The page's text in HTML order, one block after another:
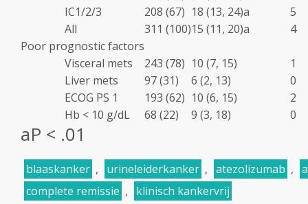
IC1/2/3
208 (67) 18 (13, 24)a
5
All
311 (100)15 (11, 20)a
4
Poor prognostic factors
Visceral mets
243 (78) 10 (7, 15)
1
Liver mets
97 (31) 6 (2, 13)
0
ECOG PS 1
193 (62) 10 (6, 15)
2
Hb < 10 g/dL
68 (22) 9 (3, 18) 0
aP < .01
blaaskanker , urineleiderkanker , atezolizumab ,
complete remissie , klinisch kankervrij